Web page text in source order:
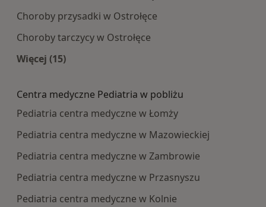
Choroby przysadki w Ostrołęce
Choroby tarczycy w Ostrołęce
Więcej (15)
Centra medyczne Pediatria w pobliżu
Pediatria centra medyczne w Łomży
Pediatria centra medyczne w Mazowieckiej
Pediatria centra medyczne w Zambrowie
Pediatria centra medyczne w Przasnyszu
Pediatria centra medyczne w Kolnie